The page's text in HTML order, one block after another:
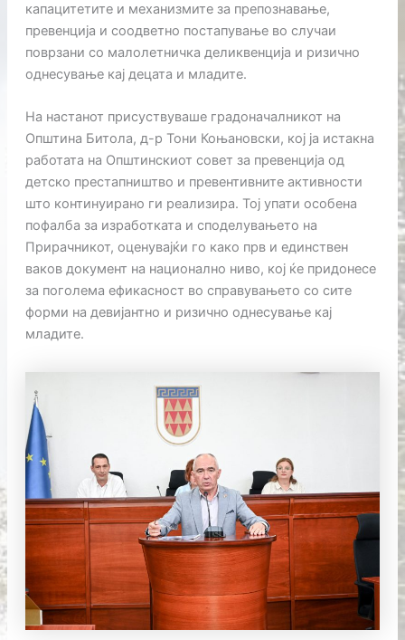
капацитетите и механизмите за препознавање,
превенција и соодветно постапување во случаи
поврзани со малолетничка деликвенција и ризично
однесување кај децата и младите.
На настанот присуствуваше градоначалникот на
Општина Битола, д-р Тони Коњановски, кој ја истакна
работата на Општинскиот совет за превенција од
детско престапништво и превентивните активности
што континуирано ги реализира. Тој упати особена
пофалба за изработката и споделувањето на
Прирачникот, оценувајќи го како прв и единствен
ваков документ на национално ниво, кој ќе придонесе
за поголема ефикасност во справувањето со сите
форми на девијантно и ризично однесување кај
младите.